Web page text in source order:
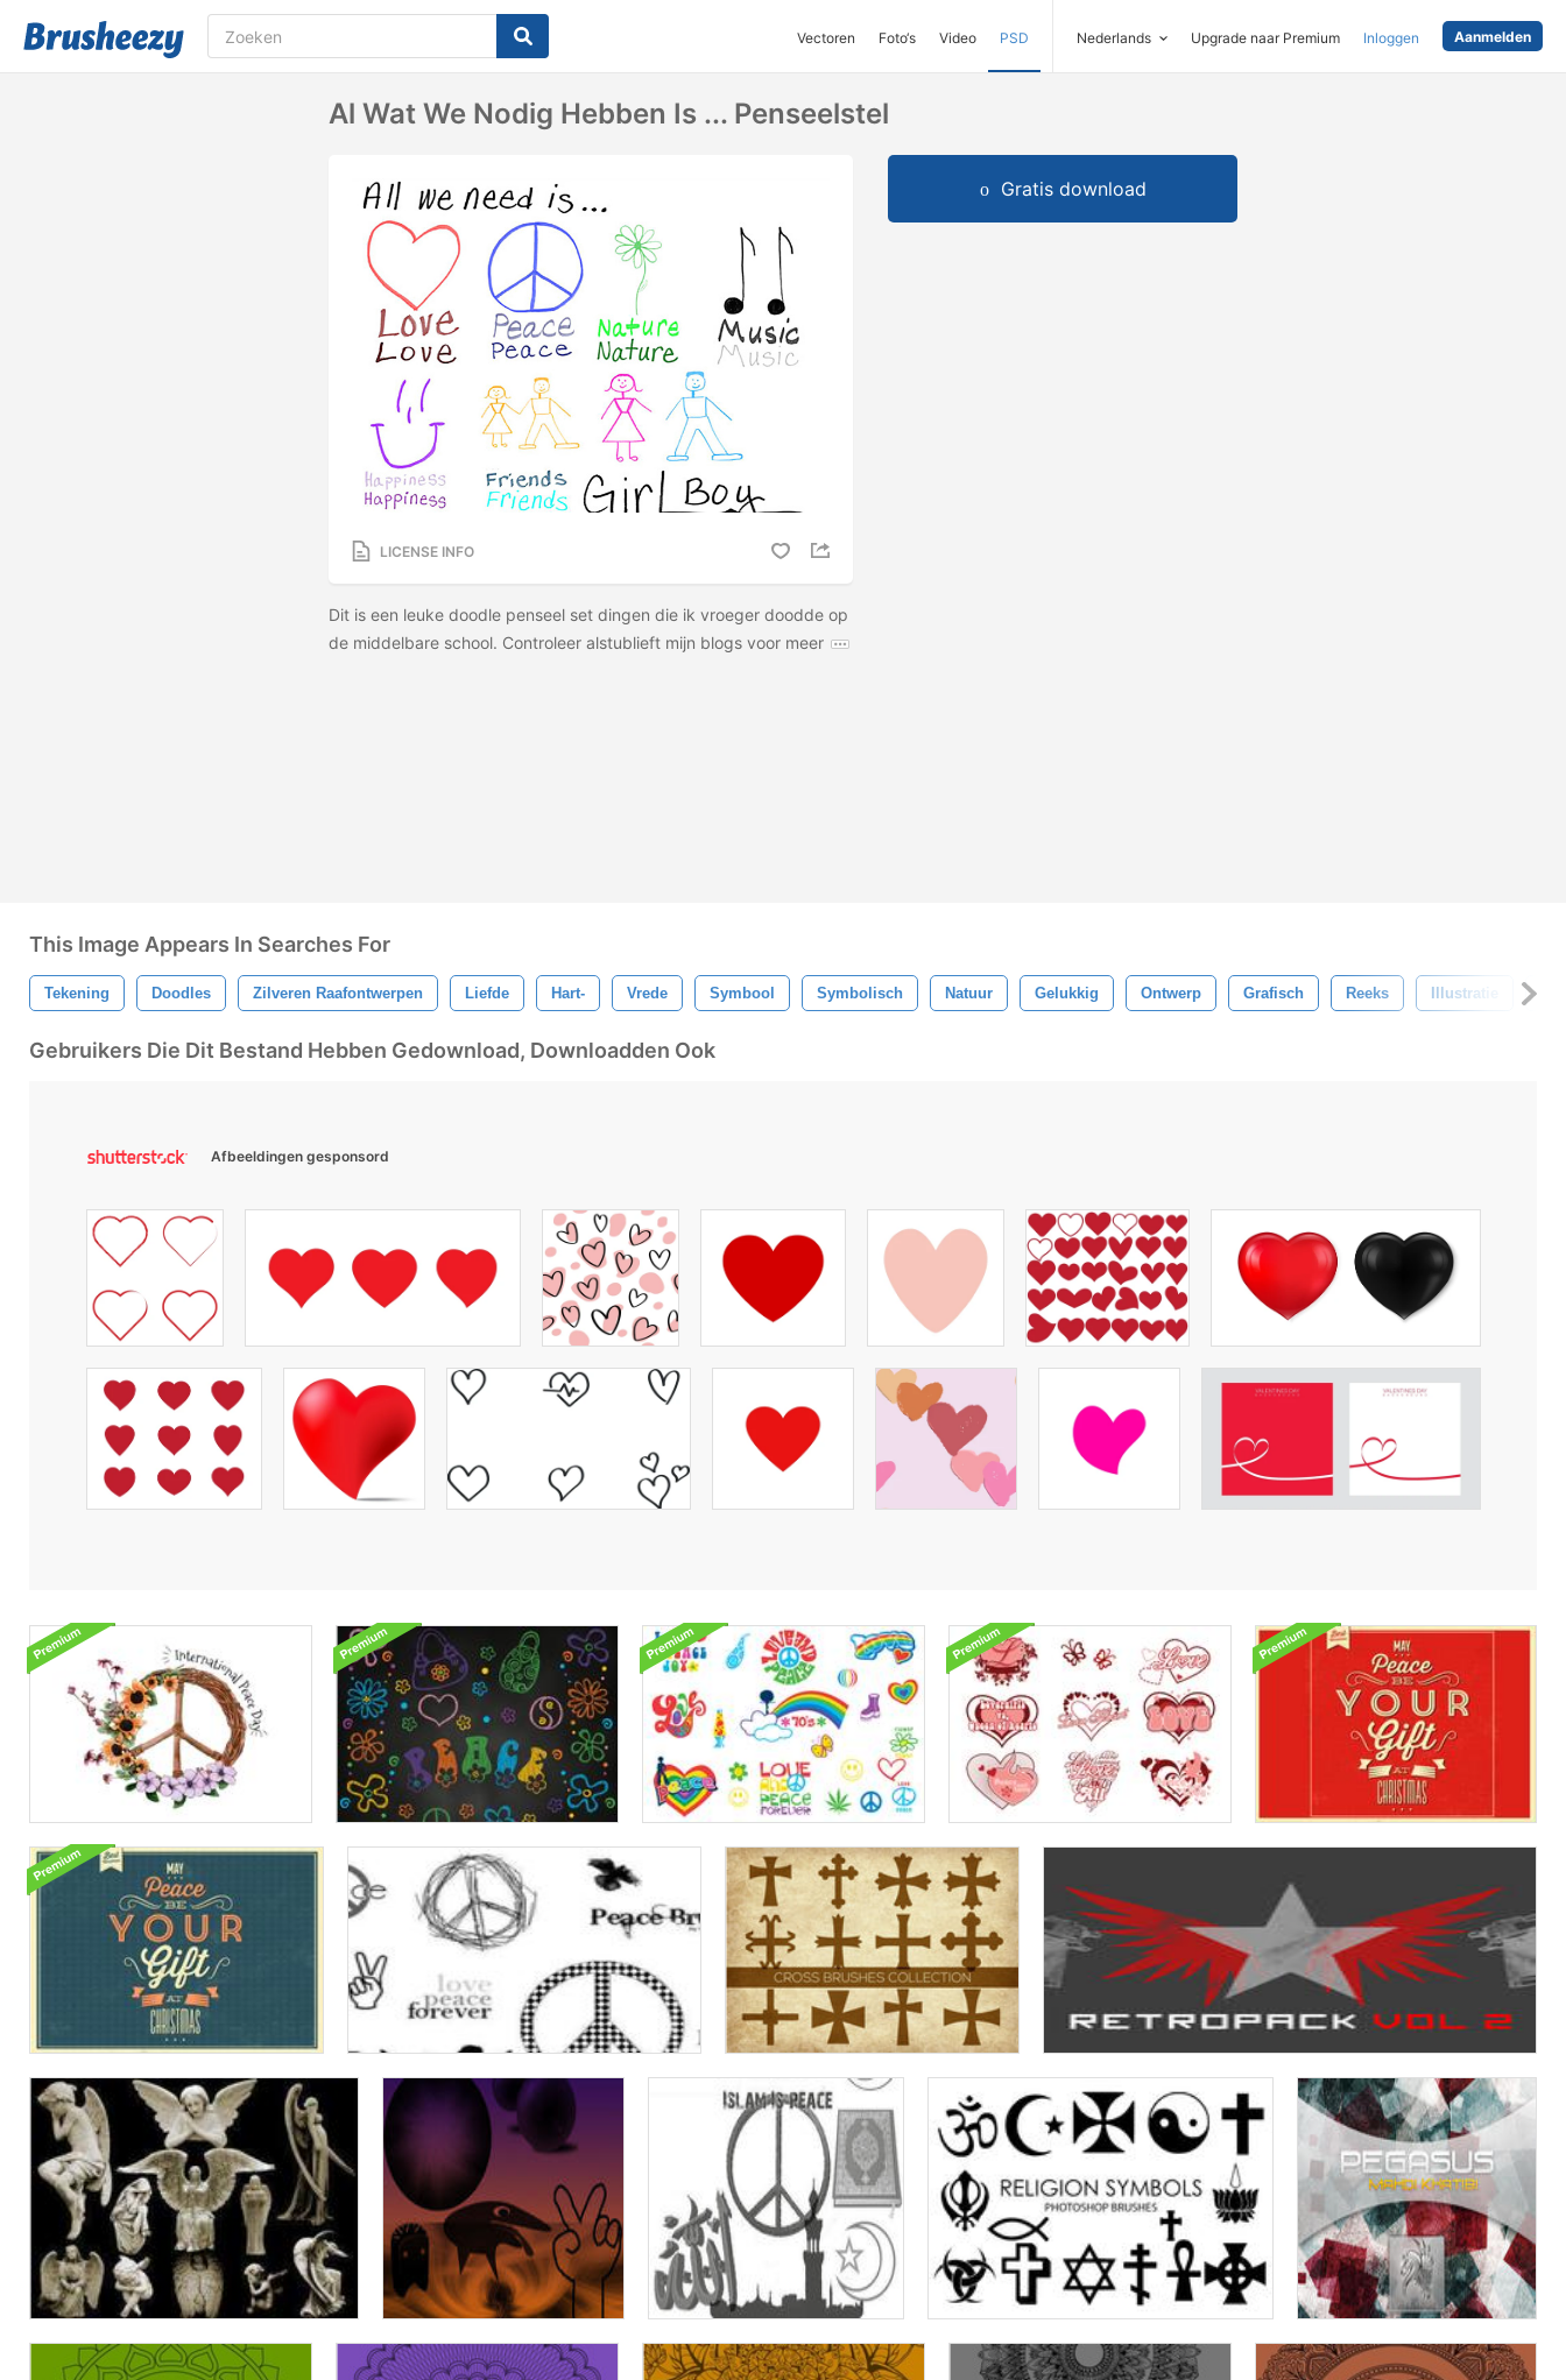
Vectoren Foto‘s Video PSD Nederlands Upgrade naar Premium Inloggen Aanmelden
Al Wat We Nodig Hebben Is ... Penseelstel
LICENSE INFO
Dit is een leuke doodle penseel set dingen die ik vroeger doodde op
de middelbare school. Controleer alstublieft mijn blogs voor meer
Gratis download
This Image Appears In Searches For
Tekening Doodles Zilveren Raafontwerpen Liefde Hart- Vrede Symbool Symbolisch Natuur Gelukkig Ontwerp Grafisch Reeks Illustratie
Gebruikers Die Dit Bestand Hebben Gedownload, Downloadden Ook
Afbeeldingen gesponsord